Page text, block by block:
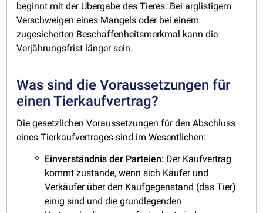
beginnt mit der Übergabe des Tieres. Bei arglistigem
Verschweigen eines Mangels oder bei einem
zugesicherten Beschaffenheitsmerkmal kann die
Verjährungsfrist länger sein.
Was sind die Voraussetzungen für
einen Tierkaufvertrag?
Die gesetzlichen Voraussetzungen für den Abschluss
eines Tierkaufvertrages sind im Wesentlichen:
Einverständnis der Parteien: Der Kaufvertrag
kommt zustande, wenn sich Käufer und
Verkäufer über den Kaufgegenstand (das Tier)
einig sind und die grundlegenden